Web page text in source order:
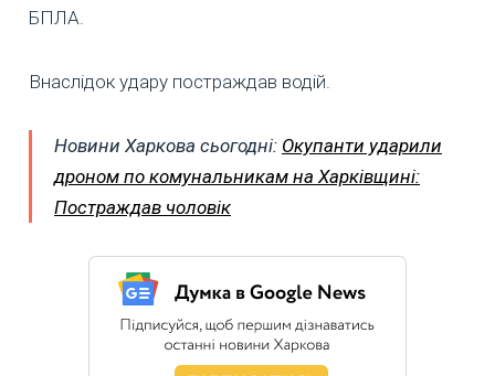
БПЛА.
Внаслідок удару постраждав водій.
Новини Харкова сьогодні: Окупанти ударили
дроном по комунальникам на Харківщині:
Постраждав чоловік